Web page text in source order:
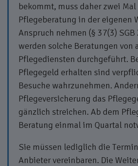
bekommt, muss daher zwei
Pflegeberatung in der eigenen
Anspruch nehmen (§ 37(3) SGB
werden solche Beratungen von
Pflegediensten durchgeführt.
Pflegegeld erhalten sind
Besuche wahrzunehmen.
Pflegeversicherung das
gänzlich streichen. Ab dem
Beratung einmal im Quartal
Sie müssen lediglich die
Anbieter vereinbaren. Die